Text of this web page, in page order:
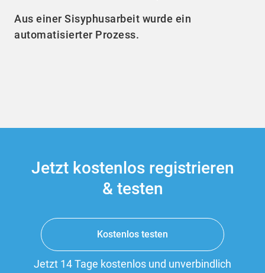
Aus einer Sisyphusarbeit wurde ein
automatisierter Prozess.
Jetzt kostenlos registrieren
& testen
Kostenlos testen
Jetzt 14 Tage kostenlos und unverbindlich